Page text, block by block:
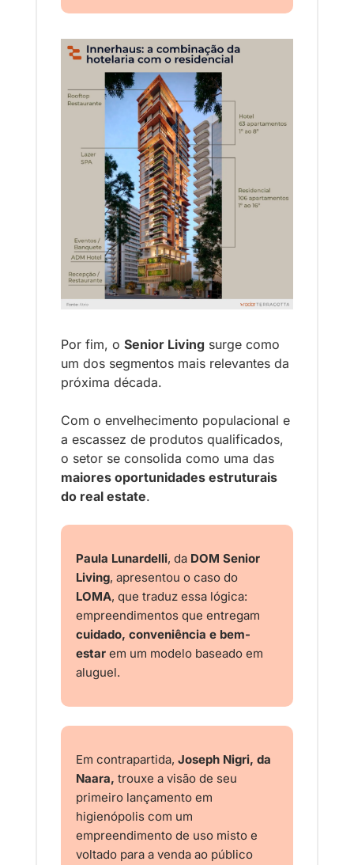
Por fim, o Senior Living surge como
um dos segmentos mais relevantes da
próxima década.
Com o envelhecimento populacional e
a escassez de produtos qualificados,
maiores oportunidades estruturais
do real estate.
Paula Lunardelli, da DOM Senior
Living
LOMA, que traduz essa lógica:
cuidado, conveniência e bem-
estar em um modelo baseado em
aluguel.
Em contrapartida, Joseph Nigri, da
Naara, trouxe a visão de seu
primeiro lançamento em
higienópolis com um
empreendimento de uso misto e
voltado para a venda ao público